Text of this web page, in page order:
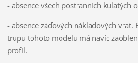
- absence všech postranních kulatých
- absence záďových nákladových vrat.
trupu tohoto modelu má navíc
profil.